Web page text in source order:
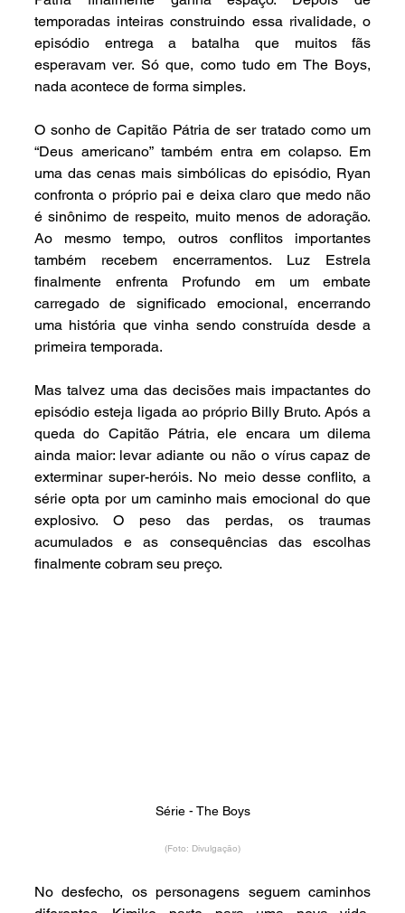
temporadas inteiras construindo essa rivalidade, o
episódio entrega a batalha que muitos fãs
esperavam ver. Só que, como tudo em The Boys,
nada acontece de forma simples.
O sonho de Capitão Pátria de ser tratado como um
“Deus americano” também entra em colapso. Em
uma das cenas mais simbólicas do episódio, Ryan
confronta o próprio pai e deixa claro que medo não
é sinônimo de respeito, muito menos de adoração.
Ao mesmo tempo, outros conflitos importantes
também recebem encerramentos. Luz Estrela
finalmente enfrenta Profundo em um embate
carregado de significado emocional, encerrando
uma história que vinha sendo construída desde a
primeira temporada.
Mas talvez uma das decisões mais impactantes do
episódio esteja ligada ao próprio Billy Bruto. Após a
queda do Capitão Pátria, ele encara um dilema
ainda maior: levar adiante ou não o vírus capaz de
exterminar super-heróis. No meio desse conflito, a
série opta por um caminho mais emocional do que
explosivo. O peso das perdas, os traumas
acumulados e as consequências das escolhas
finalmente cobram seu preço.
Série - The Boys
(Foto: Divulgação)
No desfecho, os personagens seguem caminhos